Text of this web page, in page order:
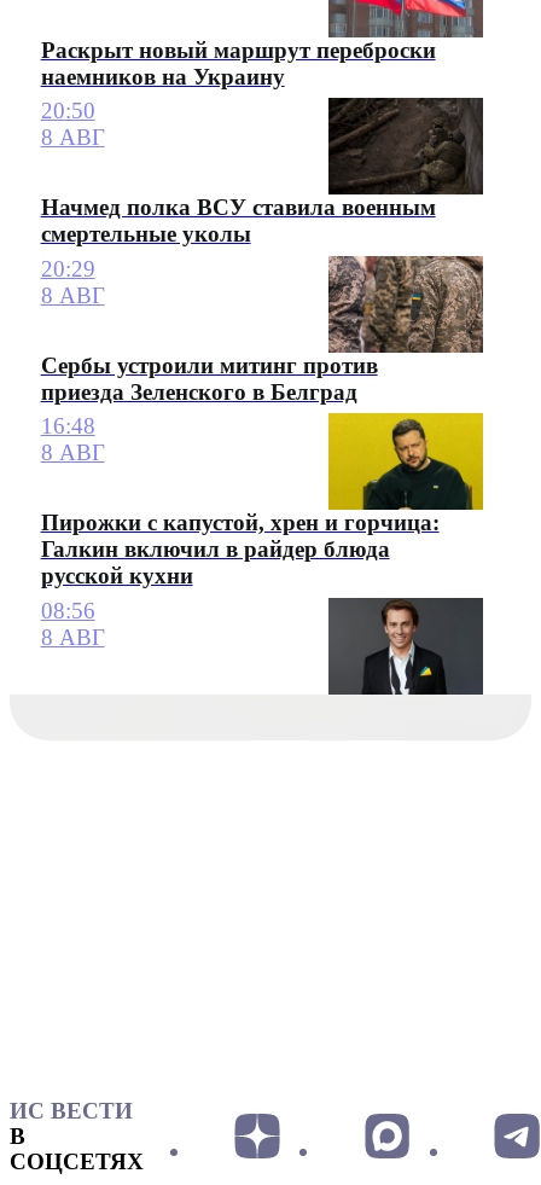
Раскрыт новый маршрут переброски
наемников на Украину
20:50
8 АВГ
Начмед полка ВСУ ставила военным
смертельные уколы
20:29
8 АВГ
Сербы устроили митинг против
приезда Зеленского в Белград
16:48
8 АВГ
Пирожки с капустой, хрен и горчица:
Галкин включил в райдер блюда
русской кухни
08:56
8 АВГ
ИС ВЕСТИ
В
СОЦСЕТЯХ